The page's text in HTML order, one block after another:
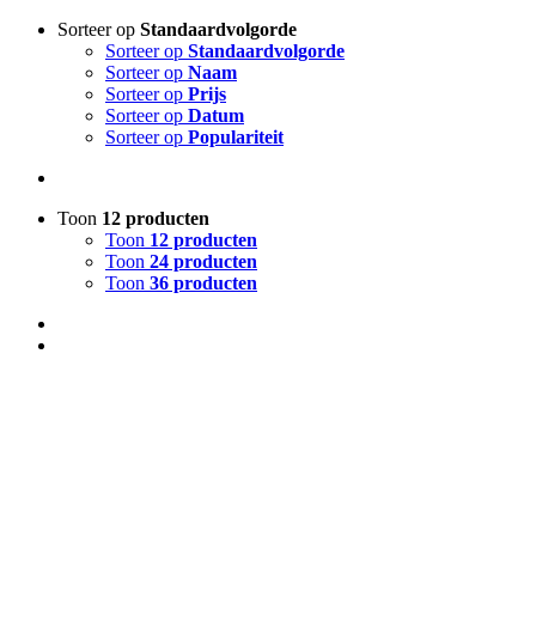
Sorteer op Standaardvolgorde
Sorteer op Standaardvolgorde
Sorteer op Naam
Sorteer op Prijs
Sorteer op Datum
Sorteer op Populariteit
Toon 12 producten
Toon 12 producten
Toon 24 producten
Toon 36 producten